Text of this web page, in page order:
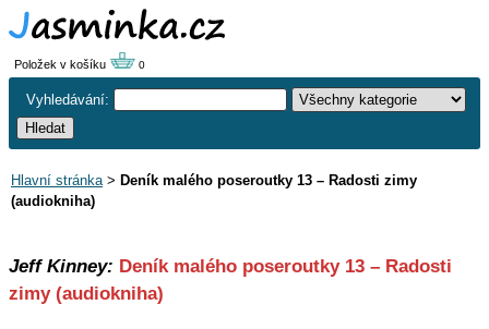
Položek v košíku 0
Vyhledávání:
Hlavní stránka> Deník malého poseroutky 13 – Radosti zimy
(audiokniha)
Jeff Kinney: Deník malého poseroutky 13 – Radosti
zimy (audiokniha)